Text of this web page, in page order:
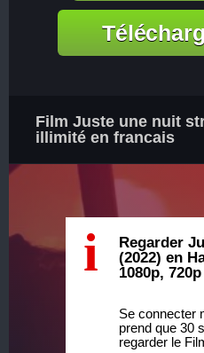
Film Juste une nuit
illimité en francais
i
Regarder
(2022) en
1080p, 720p
Se connecter
prend que 30
regarder le